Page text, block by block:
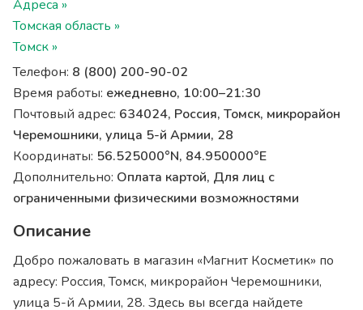
Адреса »
Томская область »
Томск »
Телефон: 8 (800) 200-90-02
Время работы: ежедневно, 10:00–21:30
Почтовый адрес: 634024, Россия, Томск, микрорайон
Черемошники, улица 5-й Армии, 28
Координаты: 56.525000°N, 84.950000°E
Дополнительно: Оплата картой, Для лиц с
ограниченными физическими возможностями
Описание
Добро пожаловать в магазин «Магнит Косметик» по
адресу: Россия, Томск, микрорайон Черемошники,
улица 5-й Армии, 28. Здесь вы всегда найдете